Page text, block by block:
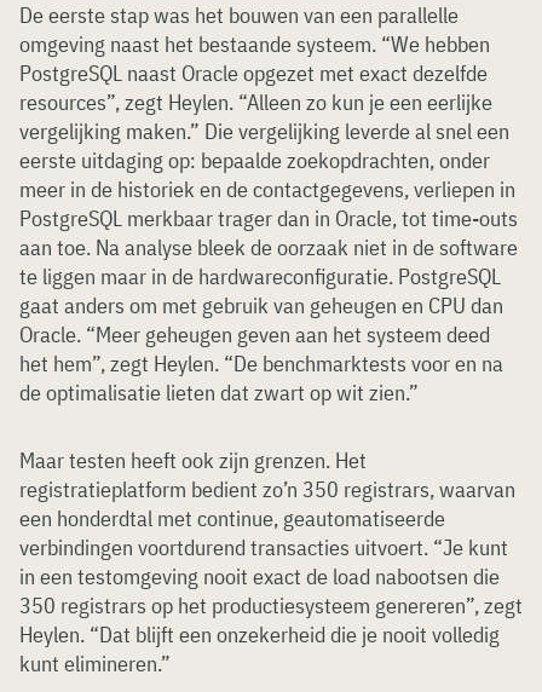
De eerste stap was het bouwen van een parallelle
omgeving naast het bestaande systeem. “We hebben
PostgreSQL naast Oracle opgezet met exact dezelfde
resources”, zegt Heylen. “Alleen zo kun je een eerlijke
vergelijking maken.” Die vergelijking leverde al snel een
eerste uitdaging op: bepaalde zoekopdrachten, onder
meer in de historiek en de contactgegevens, verliepen in
PostgreSQL merkbaar trager dan in Oracle, tot time-outs
aan toe. Na analyse bleek de oorzaak niet in de software
te liggen maar in de hardwareconfiguratie. PostgreSQL
gaat anders om met gebruik van geheugen en CPU dan
Oracle. “Meer geheugen geven aan het systeem deed
het hem”, zegt Heylen. “De benchmarktests voor en na
de optimalisatie lieten dat zwart op wit zien.”
Maar testen heeft ook zijn grenzen. Het
registratieplatform bedient zo’n 350 registrars, waarvan
een honderdtal met continue, geautomatiseerde
verbindingen voortdurend transacties uitvoert. “Je kunt
in een testomgeving nooit exact de load nabootsen die
350 registrars op het productiesysteem genereren”, zegt
Heylen. “Dat blijft een onzekerheid die je nooit volledig
kunt elimineren.”